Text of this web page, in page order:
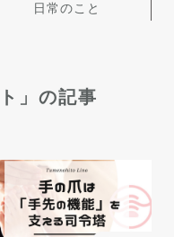
日常のこと
」の記事